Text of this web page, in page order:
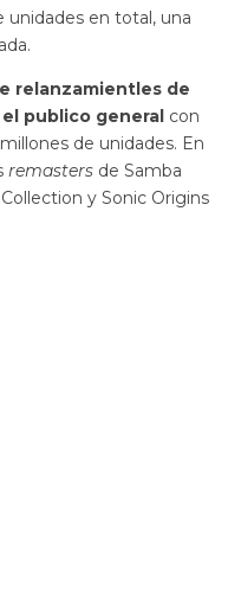
unidades en total, una
relanzamientles de
publico general con
de unidades. En
remasters de Samba
y Sonic Origins